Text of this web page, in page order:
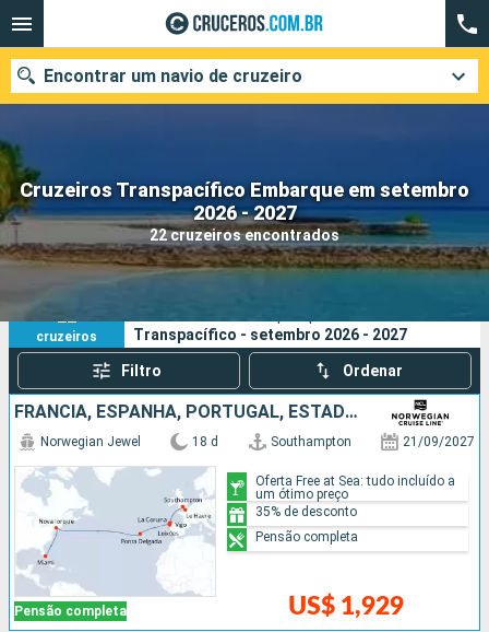
Cruzeiros Transpacífico Embarque em setembro
2026 - 2027
22 cruzeiros encontrados
Encontrar um navio de cruzeiro
Quando ir?
Data de partida
Cidades
Pesquisar
22
cruzeiros
Transpacífico - setembro 2026 - 2027
Filtro Ordenar
FRANCIA, ESPANHA, PORTUGAL, ESTADOS UNIDOS
Pensão completa
Norwegian Jewel 18 d Southampton 21/09/2027
US$ 1,929
Oferta Free at Sea: tudo incluído a
um ótimo preço
35% de desconto
Pensão completa